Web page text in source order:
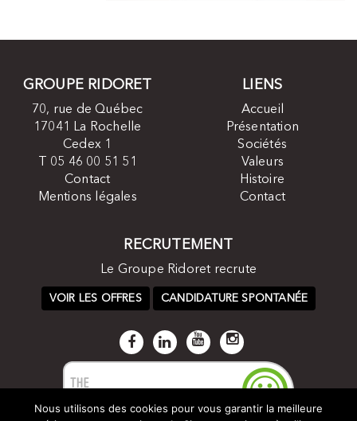
GROUPE RIDORET
70, rue de Québec
17041 La Rochelle
Cedex 1
T 05 46 00 51 51
Contact
Mentions légales
LIENS
Accueil
Présentation
Sociétés
Valeurs
Histoire
Contact
RECRUTEMENT
Le Groupe Ridoret recrute
VOIR LES OFFRES CANDIDATURE SPONTANÉE
Nous utilisons des cookies pour vous garantir la meilleure